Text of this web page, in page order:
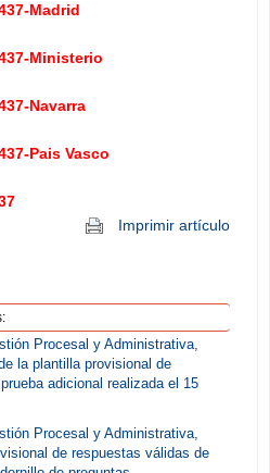
Madrid
Ministerio
Navarra
Pais Vasco
Imprimir artículo
Procesal y Administrativa,
la plantilla provisional de
adicional realizada el 15
Procesal y Administrativa,
de respuestas válidas de